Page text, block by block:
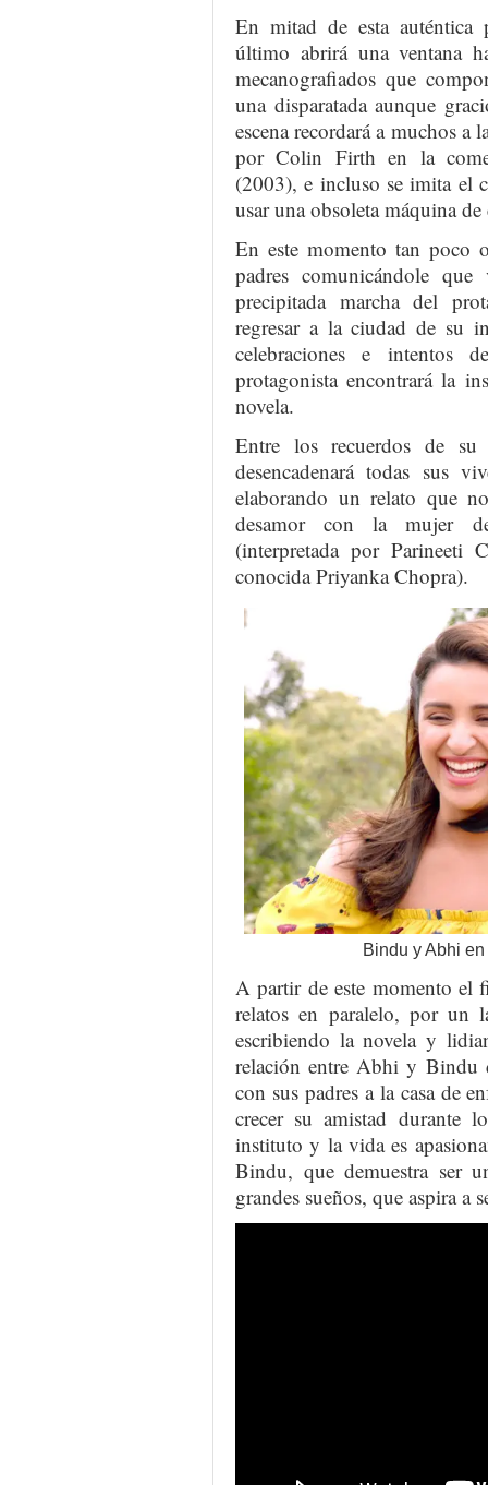
En mitad de esta auténtica
último abrirá una ventana
mecanografiados que
una disparatada aunque
escena recordará a muchos a
por Colin Firth en la
(2003), e incluso se imita el
usar una obsoleta máquina
En este momento tan poco
padres comunicándole
precipitada marcha del
regresar a la ciudad de su
celebraciones e intentos
protagonista encontrará la
novela.
Entre los recuerdos de su
desencadenará todas sus
elaborando un relato que
desamor con la mujer
(interpretada por Parineeti
conocida Priyanka Chopra).
Bindu y Abhi
A partir de este momento el
relatos en paralelo, por un
escribiendo la novela y
relación entre Abhi y Bindu
con sus padres a la casa de
crecer su amistad durante
instituto y la vida es
Bindu, que demuestra ser
grandes sueños, que aspira a